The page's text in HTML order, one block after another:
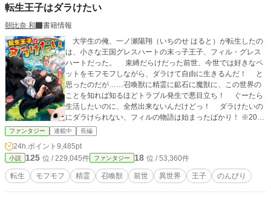
転生王子はダラけたい
朝比奈 和
書籍情報
大学生の俺、一ノ瀬陽翔（いちのせ はると）が転生したの
は、小さな王国グレスハートの末っ子王子、フィル・グレス
ハートだった。 束縛だらけだった前世、今世では好きなペ
ットをモフモフしながら、ダラけて自由に生きるんだ！ と
思ったのだが……召喚獣に精霊に鉱石に魔獣に、この世界の
ことを知れば知るほどトラブル発生で悪目立ち！ ぐーたら
生活したいのに、全然出来ないんだけどっ！ ダラけたいの
にダラけられない、フィルの物語は始まったばかり！ ※2016
年１１月。第１巻 2017年 ４月。第２巻 2017年 ９
月。第３巻 2017年１２月。第４巻 2018年 ３月。第５
巻 2018年 ８月。第６巻 2018年１２月。第７巻 201
9年 ５月。第８巻 2019年１０月。第９巻 2020年 ６
月。第１０巻 2020年１２月。第１１巻 2021年 ７
月。第１２巻 2022年 ２月。第１３巻 2022年 ８月。
ファンタジー 連載中 長編
24h.ポイント 9,485pt
小説 125 位 / 229,045件 ファンタジー 18 位 / 53,360件
転生 モフモフ 精霊 召喚獣 前世 異世界 王子 のんびり